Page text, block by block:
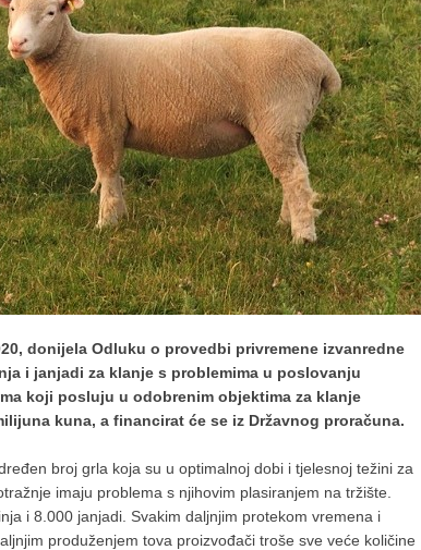
donijela Odluku o provedbi privremene izvanredne
i janjadi za klanje s problemima u poslovanju
koji posluju u odobrenim objektima za klanje
kuna, a financirat će se iz Državnog proračuna.
broj grla koja su u optimalnoj dobi i tjelesnoj težini za
imaju problema s njihovim plasiranjem na tržište.
i 8.000 janjadi. Svakim daljnjim protekom vremena i
produženjem tova proizvođači troše sve veće količine